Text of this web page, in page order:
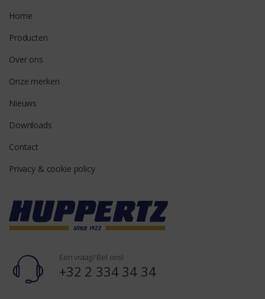
Home
Producten
Over ons
Onze merken
Nieuws
Downloads
Contact
Privacy & cookie policy
Een vraag? Bel ons!
+32 2 334 34 34